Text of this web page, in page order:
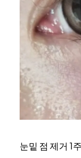
눈밑 점 제거 1